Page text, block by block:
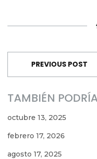
PREVIOUS POST
TAMBIÉN
octubre 13, 2025
febrero 17, 2026
agosto 17, 2025